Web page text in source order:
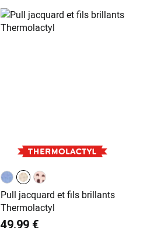
Pull jacquard et fils brillants
Thermolactyl
49,99 €